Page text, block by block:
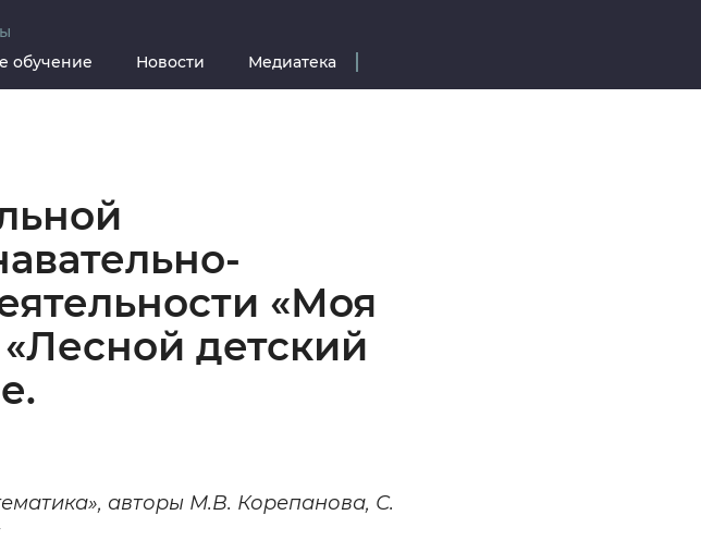
«Моя
детский
авторы М.В. Корепанова, С.
обучение
Новости Медиатека